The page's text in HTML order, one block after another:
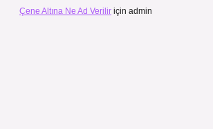
Çene Altına Ne Ad Verilir için admin